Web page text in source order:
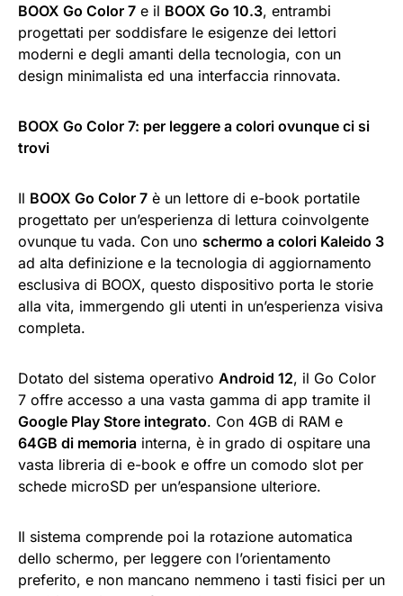
BOOX Go Color 7 e il BOOX Go 10.3, entrambi
progettati per soddisfare le esigenze dei lettori
moderni e degli amanti della tecnologia, con un
design minimalista ed una interfaccia rinnovata.
BOOX Go Color 7: per leggere a colori ovunque ci si
trovi
Il BOOX Go Color 7 è un lettore di e-book portatile
progettato per un’esperienza di lettura coinvolgente
ovunque tu vada. Con uno schermo a colori Kaleido 3
ad alta definizione e la tecnologia di aggiornamento
esclusiva di BOOX, questo dispositivo porta le storie
alla vita, immergendo gli utenti in un’esperienza visiva
completa.
Dotato del sistema operativo Android 12, il Go Color
7 offre accesso a una vasta gamma di app tramite il
Google Play Store integrato. Con 4GB di RAM e
64GB di memoria interna, è in grado di ospitare una
vasta libreria di e-book e offre un comodo slot per
schede microSD per un’espansione ulteriore.
Il sistema comprende poi la rotazione automatica
dello schermo, per leggere con l’orientamento
preferito, e non mancano nemmeno i tasti fisici per un